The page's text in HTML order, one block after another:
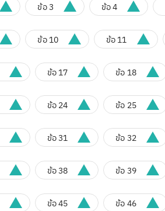
ข้อ 3 ข้อ 4
ข้อ 10 ข้อ 11
ข้อ 17 ข้อ 18
ข้อ 24 ข้อ 25
ข้อ 31 ข้อ 32
ข้อ 38 ข้อ 39
ข้อ 45 ข้อ 46